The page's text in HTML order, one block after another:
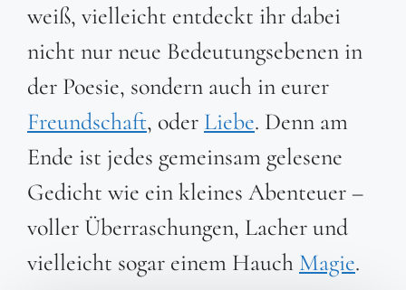
weiß, vielleicht entdeckt ihr dabei
nicht nur neue Bedeutungsebenen in
der Poesie, sondern auch in eurer
Freundschaft, oder Liebe. Denn am
Ende ist jedes gemeinsam gelesene
Gedicht wie ein kleines Abenteuer –
voller Überraschungen, Lacher und
vielleicht sogar einem Hauch Magie.